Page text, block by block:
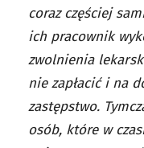
coraz częściej
ich pracownik
zwolnienia
nie zapłacić i na
zastępstwo.
osób, które w